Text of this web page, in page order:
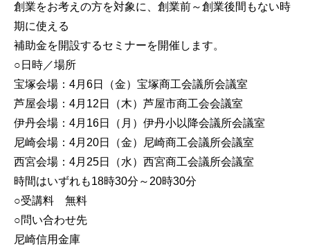
創業をお考えの方を対象に、創業前～創業後間もない時
期に使える
補助金を開設するセミナーを開催します。
○日時／場所
宝塚会場：4月6日（金）宝塚商工会議所会議室
芦屋会場：4月12日（木）芦屋市商工会会議室
伊丹会場：4月16日（月）伊丹小以降会議所会議室
尼崎会場：4月20日（金）尼崎商工会議所会議室
西宮会場：4月25日（水）西宮商工会議所会議室
時間はいずれも18時30分～20時30分
○受講料 無料
○問い合わせ先
尼崎信用金庫